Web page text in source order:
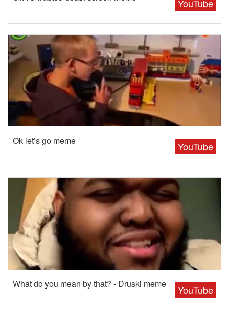
YouTube
YouTube
Ok let’s go meme
YouTube
What do you mean by that? - Druski meme